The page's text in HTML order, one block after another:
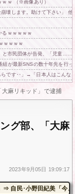
ｗｗ （※画像あり）
壊します。助けて下さい」 他
ｗｗｗｗｗ
ｗｗｗｗ
と市民団体が告発、「児童……
が最新SNSの数十年先を行っ
らです‥」→「日本人はこんな
麻リキッド」で逮捕
グ部、「大麻
2023年9月05日 19:09:17
⇒ 自民･小野田紀美「今